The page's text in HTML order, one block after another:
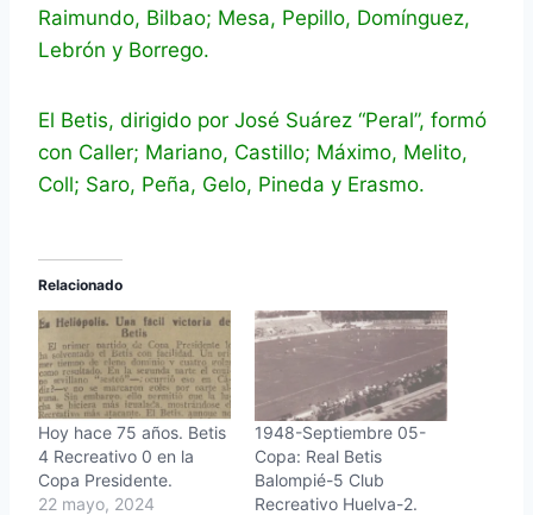
Raimundo, Bilbao; Mesa, Pepillo, Domínguez,
Lebrón y Borrego.
El Betis, dirigido por José Suárez “Peral”, formó
con Caller; Mariano, Castillo; Máximo, Melito,
Coll; Saro, Peña, Gelo, Pineda y Erasmo.
Relacionado
Hoy hace 75 años. Betis
4 Recreativo 0 en la
Copa Presidente.
22 mayo, 2024
1948-Septiembre 05-
Copa: Real Betis
Balompié-5 Club
Recreativo Huelva-2.